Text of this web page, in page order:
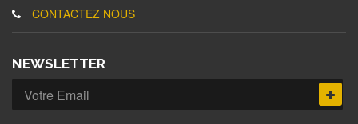
CONTACTEZ NOUS
NEWSLETTER